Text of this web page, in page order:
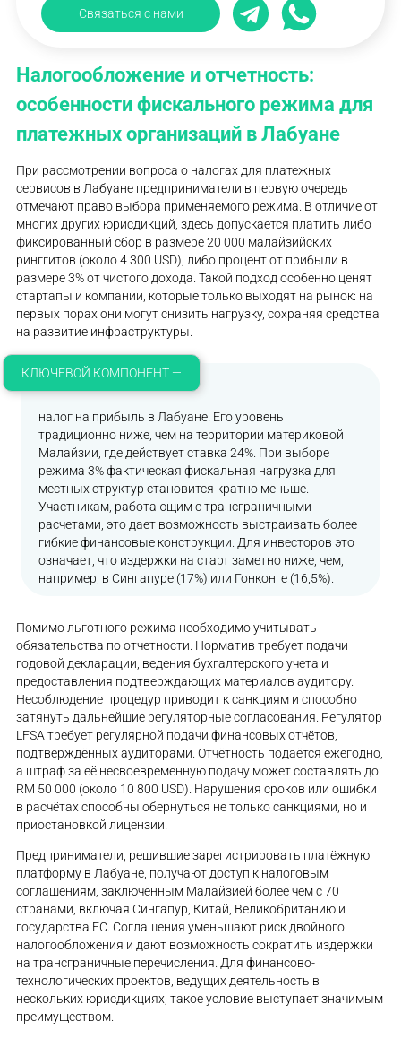
Связаться с нами
Налогообложение и отчетность:
особенности фискального режима для
платежных организаций в Лабуане
При рассмотрении вопроса о налогах для платежных
сервисов в Лабуане предприниматели в первую очередь
отмечают право выбора применяемого режима. В отличие от
многих других юрисдикций, здесь допускается платить либо
фиксированный сбор в размере 20 000 малайзийских
ринггитов (около 4 300 USD), либо процент от прибыли в
размере 3% от чистого дохода. Такой подход особенно ценят
стартапы и компании, которые только выходят на рынок: на
первых порах они могут снизить нагрузку, сохраняя средства
на развитие инфраструктуры.
КЛЮЧЕВОЙ КОМПОНЕНТ —
налог на прибыль в Лабуане. Его уровень
традиционно ниже, чем на территории материковой
Малайзии, где действует ставка 24%. При выборе
режима 3% фактическая фискальная нагрузка для
местных структур становится кратно меньше.
Участникам, работающим с трансграничными
расчетами, это дает возможность выстраивать более
гибкие финансовые конструкции. Для инвесторов это
означает, что издержки на старт заметно ниже, чем,
например, в Сингапуре (17%) или Гонконге (16,5%).
Помимо льготного режима необходимо учитывать
обязательства по отчетности. Норматив требует подачи
годовой декларации, ведения бухгалтерского учета и
предоставления подтверждающих материалов аудитору.
Несоблюдение процедур приводит к санкциям и способно
затянуть дальнейшие регуляторные согласования. Регулятор
LFSA требует регулярной подачи финансовых отчётов,
подтверждённых аудиторами. Отчётность подаётся ежегодно,
а штраф за её несвоевременную подачу может составлять до
RM 50 000 (около 10 800 USD). Нарушения сроков или ошибки
в расчётах способны обернуться не только санкциями, но и
приостановкой лицензии.
Предприниматели, решившие зарегистрировать платёжную
платформу в Лабуане, получают доступ к налоговым
соглашениям, заключённым Малайзией более чем с 70
странами, включая Сингапур, Китай, Великобританию и
государства ЕС. Соглашения уменьшают риск двойного
налогообложения и дают возможность сократить издержки
на трансграничные перечисления. Для финансово-
технологических проектов, ведущих деятельность в
нескольких юрисдикциях, такое условие выступает значимым
преимуществом.